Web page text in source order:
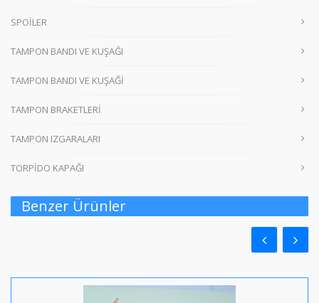
SPOİLER
TAMPON BANDI VE KUŞAĞI
TAMPON BANDI VE KUŞAĞİ
TAMPON BRAKETLERİ
TAMPON IZGARALARI
TORPİDO KAPAĞI
Benzer Ürünler